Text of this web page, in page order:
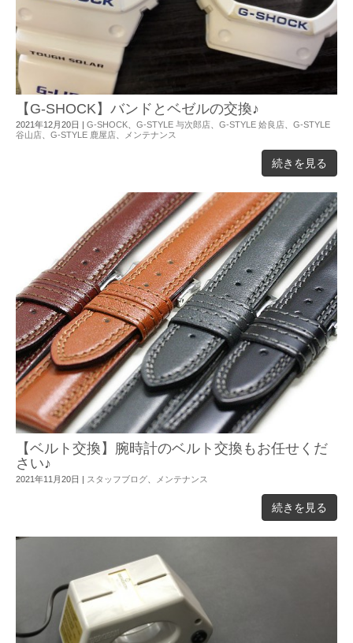
【G-SHOCK】バンドとベゼルの交換♪
2021年12月20日 G-SHOCK G-STYLE 与次郎店 G-STYLE 姶良店
G-STYLE
谷山店
G-STYLE 鹿屋店 メンテナンス
続きを見る
【ベルト交換】腕時計のベルト交換もお任せくだ
さい♪
2021年11月20日 | スタッフブログ メンテナンス
続きを見る